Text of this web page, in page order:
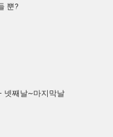
뿐?
넷째날~마지막날